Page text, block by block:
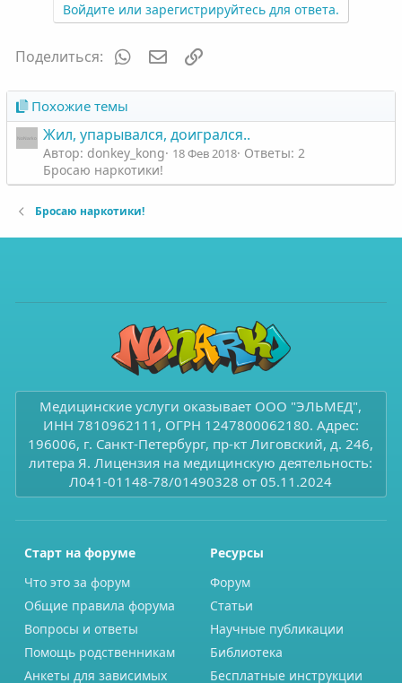
Войдите или зарегистрируйтесь для ответа.
Поделиться: WhatsAppЭлектронная почта
Похожие темы
Жил, упарывался, доигрался..
Автор: donkey_kong 18 Фев 2018 Ответы: 2
Бросаю наркотики!
Бросаю наркотики!
Медицинские услуги оказывает ООО "ЭЛЬМЕД",
ИНН 7810962111, ОГРН 1247800062180. Адрес:
196006, г. Санкт-Петербург, пр-кт Лиговский, д. 246,
литера Я. Лицензия на медицинскую деятельность:
Л041-01148-78/01490328 от 05.11.2024
Старт на форуме
Что это за форум
Общие правила форума
Вопросы и ответы
Помощь родственникам
Анкеты для зависимых
Ресурсы
Форум
Статьи
Научные публикации
Библиотека
Бесплатные инструкции